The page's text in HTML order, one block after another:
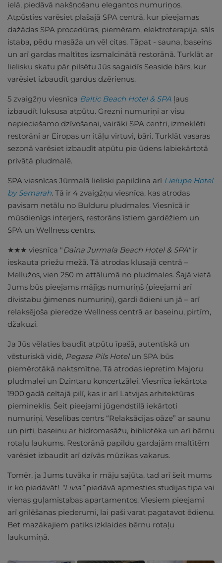
ielā, piedāvā nakšņošanu elegantos numuriņos.
Atpūsties varēsiet plašajā SPA centrā, kur pieejamas
dažādas SPA procedūras, piemēram, elektroterapija, sāls
istaba, pēdu masāža un vēl citas. Tāpat - sauna, baseins
un arī gardas maltītes izsmalcinātā restorānā. Turklāt ar
lielisku skatu pār pilsētu Jūs sagaidīs Seaside bārs, kur
varēsiet izbaudīt gardus dzērienus.
5 zvaigžņu viesnīca Baltic Beach Hotel & SPA ļaus
izbaudīt luksusa atpūtu. Grezni numuriņi ar visu
nepieciešamo dzīvošanai, vairāki SPA centri, izmeklēti
restorāni ar Eiropas un itāļu virtuvi, bāri. Turklāt vasaras
sezonā varēsiet izbaudīt atpūtu pie ūdens labiekārtotā
privātā pludmalē.
SPA viesnīcas Jūrmalā lieliski papildina arī Lielupe Hotel
by Semarah. Tā ir 4 zvaigžņu viesnīca, kas atrodas
pavisam netālu no Bulduru pludmales. Viesnīcā ir
mūsdienīgs interjers, restorāns īstiem gardēžiem un
SPA un Wellness centrs.
★★★ viesnīca "Daina Jurmala Beach Hotel & SPA"ir
ieskauta priežu mežā. Tā atrodas klusajā centrā –
Mellužos, vien 250 m attālumā no pludmales. Šajā vietā
Jums būs pieejams mājīgs numuriņš (pieejami arī
divistabu ģimenes numuriņi), gardi ēdieni un jā – arī
relaksējoša pieredze Wellness centrā ar baseinu, pirtīm,
džakuzi.
Ja Jūs vēlaties baudīt atpūtu īpašā, autentiskā un
vēsturiskā vidē, Pegasa Pils Hotelun SPA būs
piemērotākā naktsmītne. Tā atrodas iepretim Majoru
pludmalei un Dzintaru koncertzālei. Viesnīca iekārtota
1900.gadā celtajā pilī, kas ir arī Latvijas arhitektūras
piemineklis. Šeit pieejami jūgendstilā iekārtoti
numuriņi, Veselības centrs “Relaksācijas oāze” ar saunu
un pirti, baseinu ar hidromasāžu, bibliotēka un arī bērnu
rotaļu laukums. Restorānā papildu gardajām maltītēm
varēsiet izbaudīt arī dzīvās mūzikas vakarus.
Tomēr, ja Jums tuvāka ir māju sajūta, tad arī šeit mums
ir ko piedāvāt! “Livia”piedāvā apmesties studijas tipa vai
vienas guļamistabas apartamentos. Viesiem pieejami
arī grilēšanas piederumi, lai paši varat pagatavot ēdienu.
Bet mazākajiem patiks izklaides bērnu rotaļu
laukumiņā.